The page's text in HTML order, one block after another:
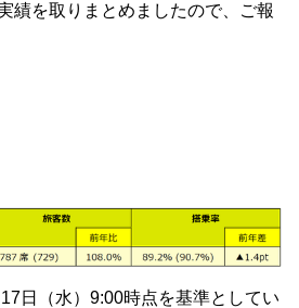
績を取りまとめましたので、ご報
日（水）9:00時点を基準としてい